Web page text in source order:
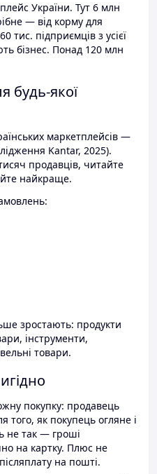
України. Тут 6 млн
— від корму для
тис. підприємців з усієї
бізнес. Понад 120 млн
будь-якої
маркетплейсів —
Kantar, 2025).
продавців, читайте
найкраще.
зростають: продукти
інструменти,
товари.
покупку: продавець
того, як покупець огляне і
не так — гроші
на картку. Плюс не
на пошті.